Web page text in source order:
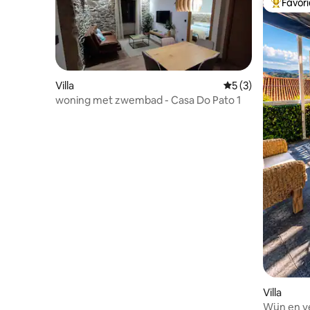
Villa Gemiddelde
5 (3)
woning met zwembad - Casa Do Pato 1
Villa
Wijn en